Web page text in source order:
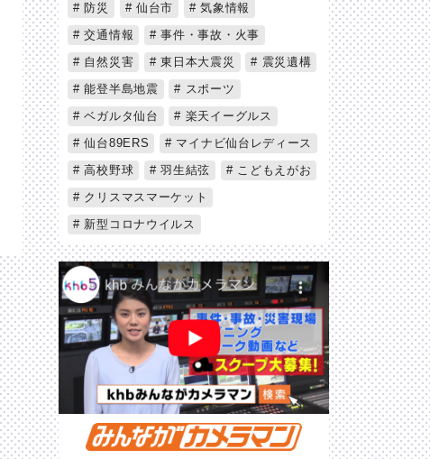
防災
仙台市
気象情報
交通情報
事件・事故・火事
自然災害
東日本大震災
震災遺構
能登半島地震
スポーツ
ベガルタ仙台
楽天イーグルス
仙台89ERS
マイナビ仙台レディース
高校野球
羽生結弦
こどもえがお
クリスマスマーケット
新型コロナウイルス